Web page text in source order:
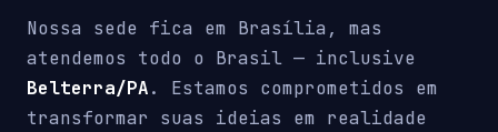
Nossa sede fica em Brasília, mas
atendemos todo o Brasil — inclusive
Belterra/PA. Estamos comprometidos em
transformar suas ideias em realidade